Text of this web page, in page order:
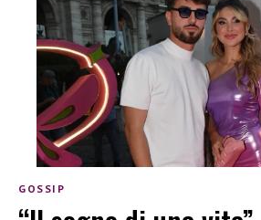
GOSSIP